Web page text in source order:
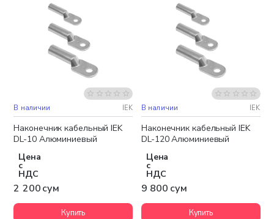
В наличии IEK
Наконечник кабельный IEK
DL-10 Алюминиевый
Цена
с
НДС
2 200 сум
Купить
В наличии IEK
Наконечник кабельный IEK
DL-120 Алюминиевый
Цена
с
НДС
9 800 сум
Купить